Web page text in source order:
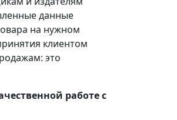
данные
на нужном
клиентом
это
работе с